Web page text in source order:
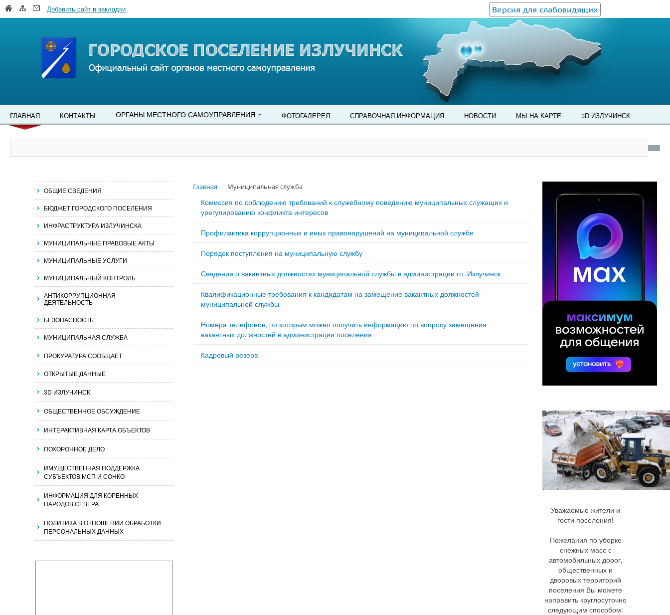
Версия для слабовидящих
Добавить сайт в закладки
ГЛАВНАЯ КОНТАКТЫ ОРГАНЫ МЕСТНОГО САМОУПРАВЛЕНИЯ ФОТОГАЛЕРЕЯ СПРАВОЧНАЯ ИНФОРМАЦИЯ НОВОСТИ МЫ НА КАРТЕ 3D ИЗЛУЧИНСК
Главная Муниципальная служба
Комиссия по соблюдению требований к служебному поведению муниципальных служащих и
урегулированию конфликта интересов
Профилактика коррупционных и иных правонарушений на муниципальной службе
Порядок поступления на муниципальную службу
Сведения о вакантных должностях муниципальной службы в администрации гп. Излучинск
Квалификационные требования к кандидатам на замещение вакантных должностей
муниципальной службы
Номера телефонов, по которым можно получить информацию по вопросу замещения
вакантных должностей в администрации поселения
Кадровый резерв
ОБЩИЕ СВЕДЕНИЯ
БЮДЖЕТ ГОРОДСКОГО ПОСЕЛЕНИЯ
ИНФРАСТРУКТУРА ИЗЛУЧИНСКА
МУНИЦИПАЛЬНЫЕ ПРАВОВЫЕ АКТЫ
МУНИЦИПАЛЬНЫЕ УСЛУГИ
МУНИЦИПАЛЬНЫЙ КОНТРОЛЬ
АНТИКОРРУПЦИОННАЯ
ДЕЯТЕЛЬНОСТЬ
БЕЗОПАСНОСТЬ
МУНИЦИПАЛЬНАЯ СЛУЖБА
ПРОКУРАТУРА СООБЩАЕТ
ОТКРЫТЫЕ ДАННЫЕ
3D ИЗЛУЧИНСК
ОБЩЕСТВЕННОЕ ОБСУЖДЕНИЕ
ИНТЕРАКТИВНАЯ КАРТА ОБЪЕКТОВ
ПОХОРОННОЕ ДЕЛО
ИМУЩЕСТВЕННАЯ ПОДДЕРЖКА
СУБЪЕКТОВ МСП И СОНКО
ИНФОРМАЦИЯ ДЛЯ КОРЕННЫХ
НАРОДОВ СЕВЕРА
ПОЛИТИКА В ОТНОШЕНИИ ОБРАБОТКИ
ПЕРСОНАЛЬНЫХ ДАННЫХ
Уважаемые жители и
гости поселения!
Пожелания по уборке
снежных масс с
автомобильных дорог,
общественных и
дворовых территорий
поселения Вы можете
направить круглосуточно
следующим способом: